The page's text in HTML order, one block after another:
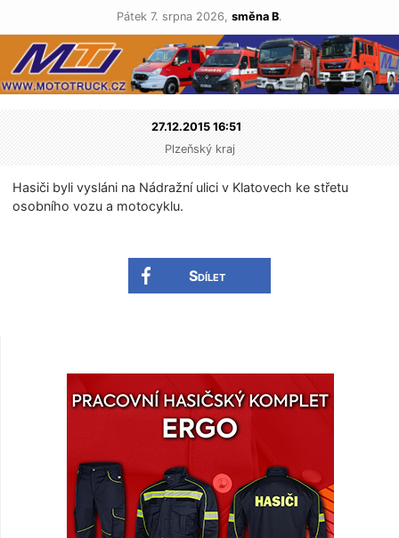
Pátek 7. srpna 2026, směna B.
27.12.2015 16:51
Plzeňský kraj
Hasiči byli vysláni na Nádražní ulici v Klatovech ke střetu
osobního vozu a motocyklu.
Sdílet